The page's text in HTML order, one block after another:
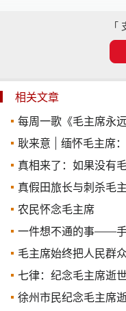
「
相关文章
每周一歌《毛主席永
耿来意 | 缅怀毛主席
真相来了：如果没有
真假田旅长与刺杀毛
农民怀念毛主席
一件想不通的事——手
毛主席始终把人民群
七律：纪念毛主席逝
徐州市民纪念毛主席